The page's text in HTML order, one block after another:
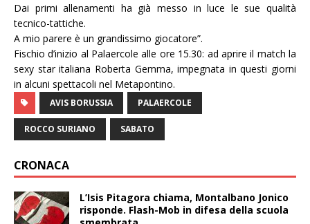
Dai primi allenamenti ha già messo in luce le sue qualità
tecnico-tattiche.
A mio parere è un grandissimo giocatore”.
Fischio d’inizio al Palaercole alle ore 15.30: ad aprire il match la
sexy star italiana Roberta Gemma, impegnata in questi giorni
in alcuni spettacoli nel Metapontino.
AVIS BORUSSIA PALAERCOLE
ROCCO SURIANO SABATO
CRONACA
L’Isis Pitagora chiama, Montalbano Jonico
risponde. Flash-Mob in difesa della scuola